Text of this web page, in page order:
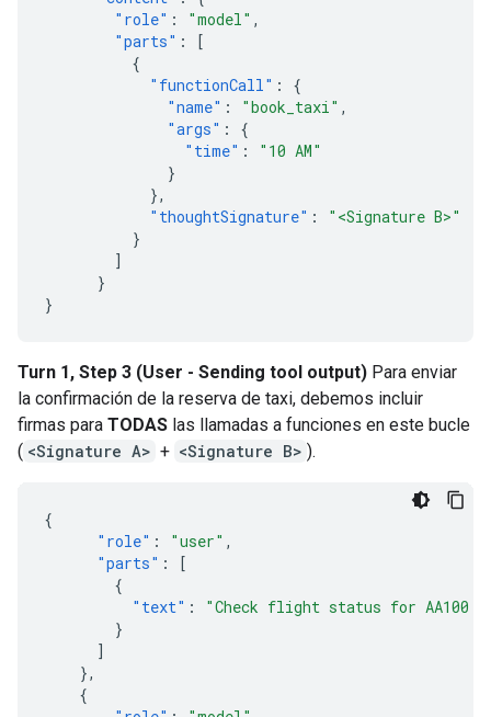
"role" : "model" ,
"parts" :
[
{
"functionCall" :
{
"name" : "book_taxi" ,
"args" :
{
"time" :
"10 AM"
}
},
"thoughtSignature" :
"<Signature B>"
}
]
}
}
Turn 1, Step 3 (User - Sending tool output) Para enviar
la confirmación de la reserva de taxi, debemos incluir
firmas para TODAS las llamadas a funciones en este bucle
( <Signature A> + <Signature B> ).
{
"role" : "user" ,
"parts" :
[
{
"text" :
"Check flight status for AA100
}
]
},
{